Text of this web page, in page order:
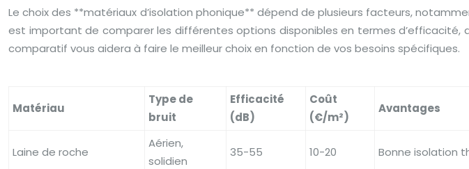
Le choix des **matériaux d’isolation phonique** dépend de plusieurs facteurs,
est important de comparer les différentes options disponibles en termes
comparatif vous aidera à faire le meilleur choix en fonction de vos besoins spécifiques.
Matériau
Type de
bruit
Efficacité
(dB)
Coût
(€/m²)
Avantages
Laine de roche
Aérien,
solidien
35-55 10-20 Bonne isolation